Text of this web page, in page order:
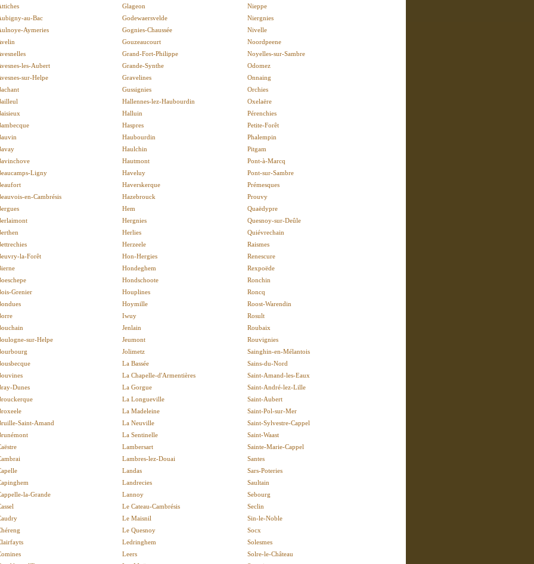
au-Bac
Aymeries
les-Aubert
sur-Helpe
Ligny
en-Cambrésis
la-Forêt
Grenier
sur-Helpe
Dunes
Saint-Amand
la-Grande
Glageon
Godewaersvelde
Gognies-Chaussée
Gouzeaucourt
Grand-Fort-Philippe
Grande-Synthe
Gravelines
Gussignies
Hallennes-lez-Haubourdin
Halluin
Haspres
Haubourdin
Haulchin
Hautmont
Haveluy
Haverskerque
Hazebrouck
Hem
Hergnies
Herlies
Herzeele
Hon-Hergies
Hondeghem
Hondschoote
Houplines
Hoymille
Iwuy
Jenlain
Jeumont
Jolimetz
La Bassée
La Chapelle-d'Armentières
La Gorgue
La Longueville
La Madeleine
La Neuville
La Sentinelle
Lambersart
Lambres-lez-Douai
Landas
Landrecies
Lannoy
Le Cateau-Cambrésis
Le Maisnil
Le Quesnoy
Ledringhem
Leers
Nieppe
Niergnies
Nivelle
Noordpeene
Noyelles-sur-Sambre
Odomez
Onnaing
Orchies
Oxelaëre
Pérenchies
Petite-Forêt
Phalempin
Pitgam
Pont-à-Marcq
Pont-sur-Sambre
Prémesques
Prouvy
Quaëdypre
Quesnoy-sur-Deûle
Quiévrechain
Raismes
Renescure
Rexpoëde
Ronchin
Roncq
Roost-Warendin
Rosult
Roubaix
Rouvignies
Sainghin-en-Mélantois
Sains-du-Nord
Saint-Amand-les-Eaux
Saint-André-lez-Lille
Saint-Aubert
Saint-Pol-sur-Mer
Saint-Sylvestre-Cappel
Saint-Waast
Sainte-Marie-Cappel
Santes
Sars-Poteries
Saultain
Sebourg
Seclin
Sin-le-Noble
Socx
Solesmes
Solre-le-Château